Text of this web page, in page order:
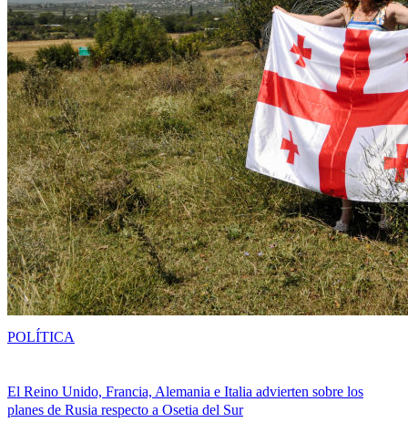
El Reino Unido, Francia, Alemania e Italia advierten sobre los
planes de Rusia respecto a Osetia del Sur
POLÍTICA